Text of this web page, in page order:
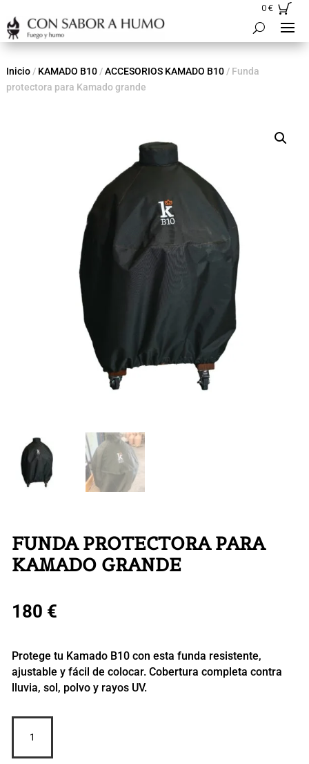
0€
Inicio/ KAMADO B10/ACCESORIOS KAMADO B10/ Funda
protectora para Kamado grande
FUNDA PROTECTORA PARA
KAMADO GRANDE
180 €
Protege tu Kamado B10 con esta funda resistente,
ajustable y fácil de colocar. Cobertura completa contra
lluvia, sol, polvo y rayos UV.
protectora
para